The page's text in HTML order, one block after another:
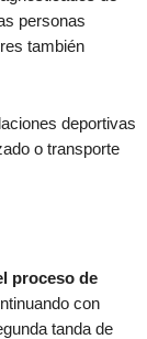
personas
también
deportivas
o transporte
proceso de
con
tanda de